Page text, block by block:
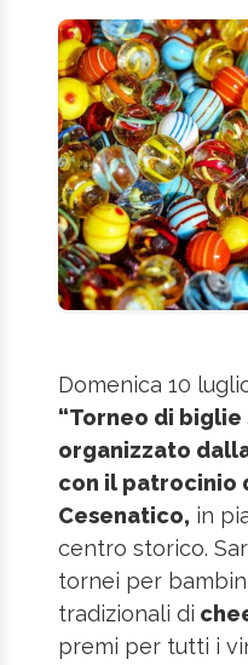
Domenica 10
“Torneo di biglie
organizzato
con il patrocinio
Cesenatico, in
centro storico.
tornei per
tradizionali di
premi per tutti i